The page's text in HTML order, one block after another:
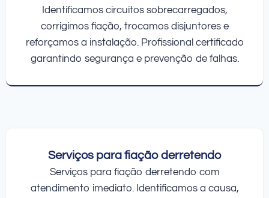
Identificamos circuitos sobrecarregados,
corrigimos fiação, trocamos disjuntores e
reforçamos a instalação. Profissional certificado
garantindo segurança e prevenção de falhas.
Serviços para fiação derretendo
Serviços para fiação derretendo com
atendimento imediato. Identificamos a causa,